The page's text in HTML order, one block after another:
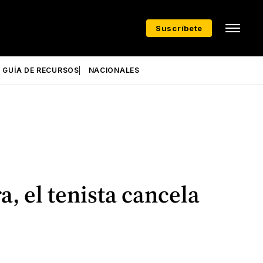
Suscríbete
GUÍA DE RECURSOS NACIONALES
el tenista cancela